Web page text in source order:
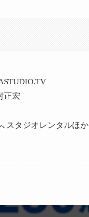
正宏
、スタジオレンタルほか